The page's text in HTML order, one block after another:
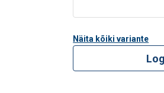
Näita kõiki variante